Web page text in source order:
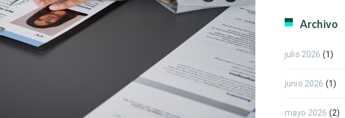
Archivo
julio 2026 (1)
junio 2026 (1)
mayo 2026 (2)